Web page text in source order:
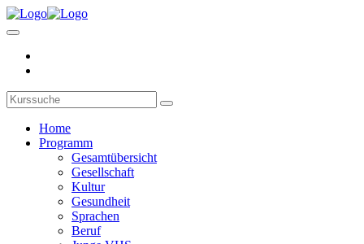
Home
Programm
Gesamtübersicht
Gesellschaft
Kultur
Gesundheit
Sprachen
Beruf